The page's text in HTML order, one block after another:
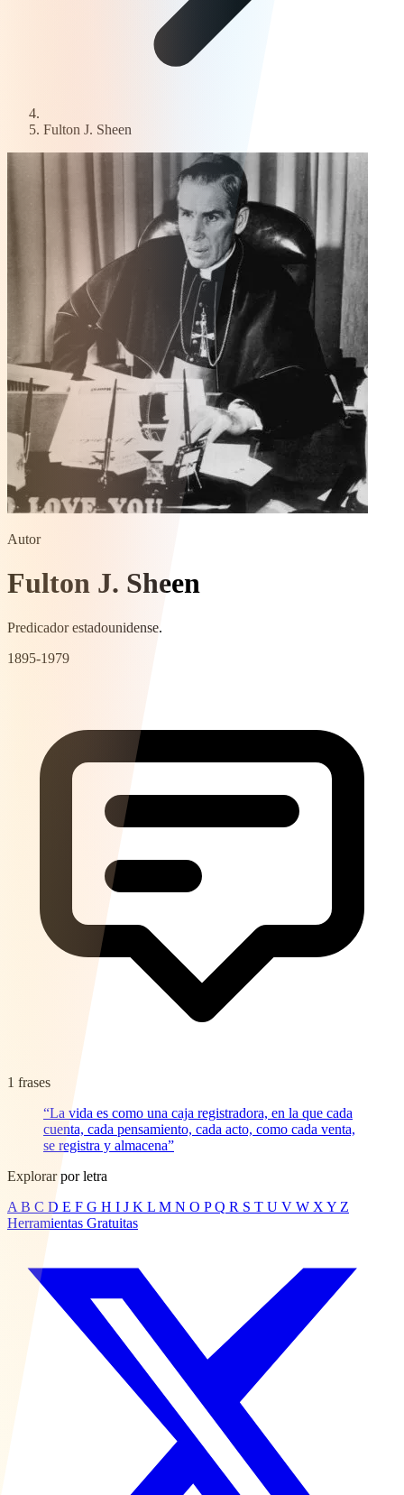
Fulton J. Sheen
Autor
Fulton J. Sheen
Predicador estadounidense.
1895-1979
1 frases
“La vida es como una caja registradora, en la que cada
cuenta, cada pensamiento, cada acto, como cada venta,
se registra y almacena”
Explorar por letra
A B C D E F G H I J K L M N O P Q R S T U V W X Y Z
Herramientas Gratuitas